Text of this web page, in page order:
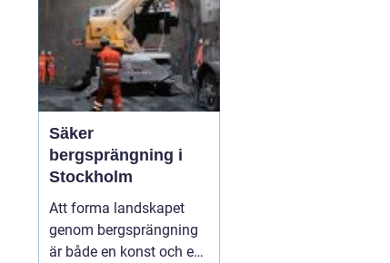
Säker
bergsprängning i
Stockholm
Att forma landskapet
genom bergsprängning
är både en konst och en